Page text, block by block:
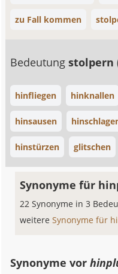
zu Fall kommen
Bedeutungstolpern
hinfliegen hinknallen
hinsausen
hinstürzen glitschen
Synonyme für
22 Synonyme in 3
weitereSynonyme für
Synonyme vor